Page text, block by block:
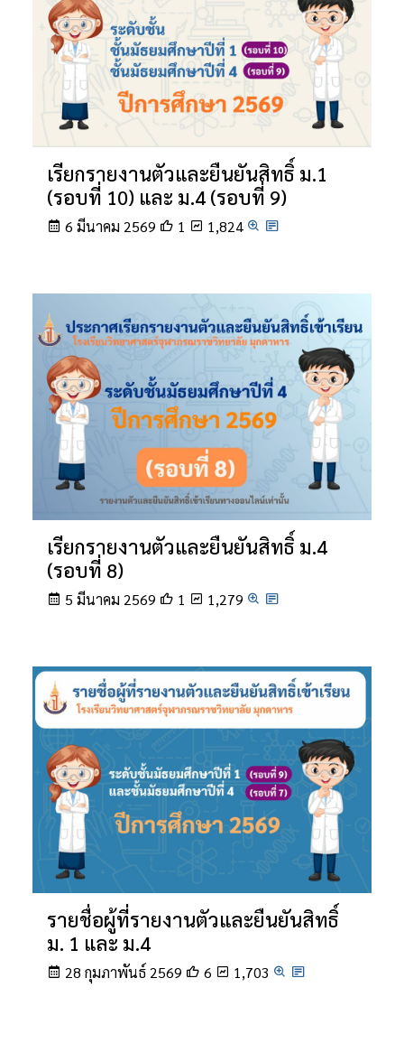
เรียกรายงานตัวและยืนยันสิทธิ์ ม.1
(รอบที่ 10) และ ม.4 (รอบที่ 9)
6 มีนาคม 2569 1 1,824
เรียกรายงานตัวและยืนยันสิทธิ์ ม.4
(รอบที่ 8)
5 มีนาคม 2569 1 1,279
รายชื่อผู้ที่รายงานตัวและยืนยันสิทธิ์
ม. 1 และ ม.4
28 กุมภาพันธ์ 2569 6 1,703